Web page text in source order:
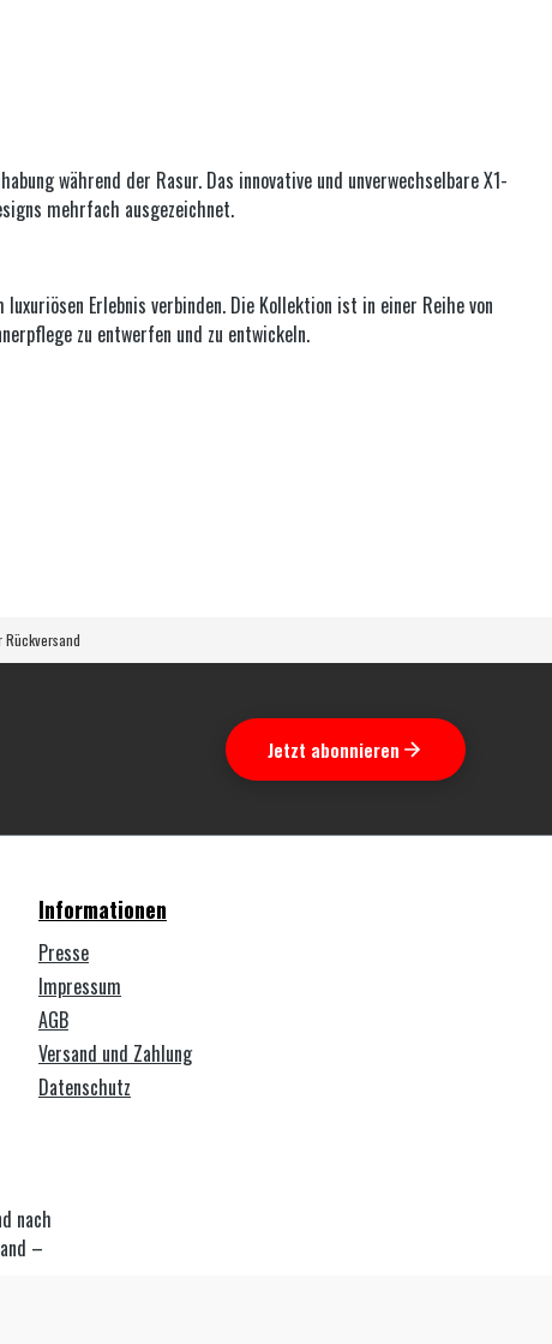
während der Rasur. Das innovative und unverwechselbare X1-
mehrfach ausgezeichnet.
Erlebnis verbinden. Die Kollektion ist in einer Reihe von
zu entwerfen und zu entwickeln.
Rückversand
Jetzt abonnieren
Informationen
Presse
Impressum
AGB
Versand und Zahlung
Datenschutz